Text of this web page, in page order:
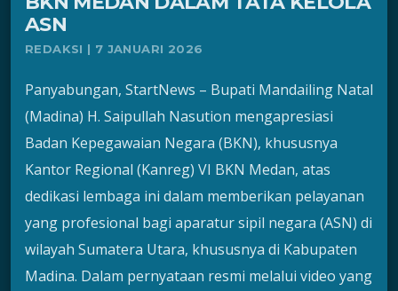
ASN
REDAKSI | 7 JANUARI 2026
Panyabungan, StartNews – Bupati Mandailing Natal
(Madina) H. Saipullah Nasution mengapresiasi
Badan Kepegawaian Negara (BKN), khususnya
Kantor Regional (Kanreg) VI BKN Medan, atas
dedikasi lembaga ini dalam memberikan pelayanan
yang profesional bagi aparatur sipil negara (ASN) di
wilayah Sumatera Utara, khususnya di Kabupaten
Madina. Dalam pernyataan resmi melalui video yang